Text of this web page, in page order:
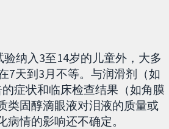
纳入3至14岁的儿童外，大多
7天到3月不等。与润滑剂（如
症状和临床检查结果（如角膜
类固醇滴眼液对泪液的质量或
情的影响还不确定。